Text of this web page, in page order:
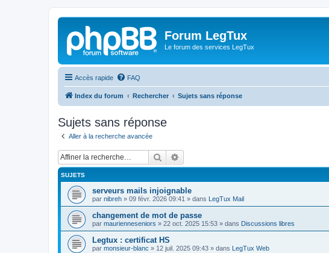
Forum LegTux
Le forum des services LegTux
Accès rapide FAQ
Index du forum Rechercher Sujets sans réponse
Sujets sans réponse
Aller à la recherche avancée
Rechercher
SUJETS
serveurs mails injoignable
par nibreh » 09 févr. 2026 09:41 » dans LegTux Mail
changement de mot de passe
par maurienneseniors » 22 oct. 2025 15:53 » dans Discussions libres
Legtux : certificat HS
par monsieur-blanc » 12 juil. 2025 09:43 » dans LegTux Web